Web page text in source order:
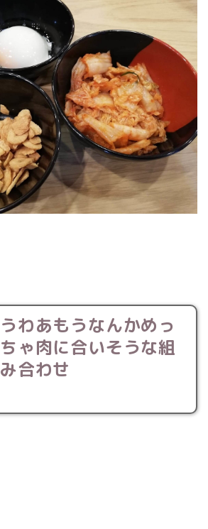
うわあもうなんかめっ
ちゃ肉に合いそうな組
み合わせ